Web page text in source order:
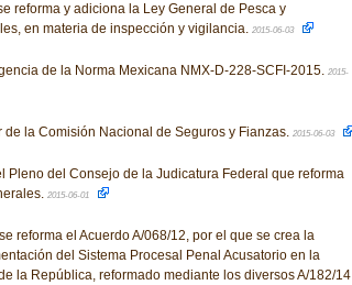
reforma y adiciona la Ley General de Pesca y
en materia de inspección y vigilancia. 2015-06-03
de la Norma Mexicana NMX-D-228-SCFI-2015. 2015-
de la Comisión Nacional de Seguros y Fianzas. 2015-06-03
Pleno del Consejo de la Judicatura Federal que reforma
2015-06-01
reforma el Acuerdo A/068/12, por el que se crea la
del Sistema Procesal Penal Acusatorio en la
la República, reformado mediante los diversos A/182/14